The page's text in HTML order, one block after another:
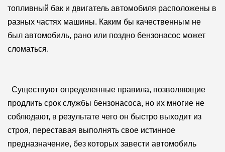
топливный бак и двигатель автомобиля расположены в
разных частях машины. Каким бы качественным не
был автомобиль, рано или поздно бензонасос может
сломаться.
Существуют определенные правила, позволяющие
продлить срок службы бензонасоса, но их многие не
соблюдают, в результате чего он быстро выходит из
строя, переставая выполнять свое истинное
предназначение, без которых завести автомобиль